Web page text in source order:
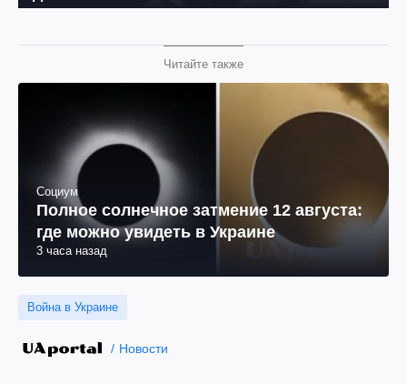
Читайте также
Социум
Полное солнечное затмение 12 августа:
где можно увидеть в Украине
3 часа назад
Война в Украине
Новости